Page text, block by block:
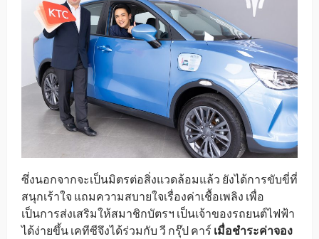
ซึ่งนอกจากจะเป็นมิตรต่อสิ่งแวดล้อมแล้ว ยังได้การขับขี่ที่
สนุกเร้าใจ แถมความสบายใจเรื่องค่าเชื้อเพลิง เพื่อ
เป็นการส่งเสริมให้สมาชิกบัตรฯ เป็นเจ้าของรถยนต์ไฟฟ้า
ได้ง่ายขึ้น เคทีซีจึงได้ร่วมกับ วี กรุ๊ป คาร์ เมื่อชำระค่าจอง